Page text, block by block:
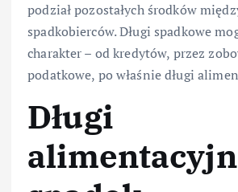
podział pozostałych środków
spadkobierców. Długi spadkowe
charakter – od kredytów, przez
podatkowe, po właśnie długi
Długi